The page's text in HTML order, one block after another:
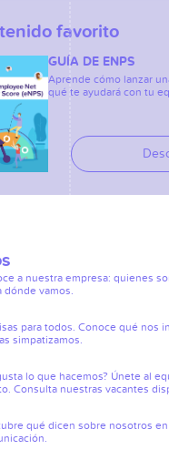
favorito
GUÍA DE ENPS
Aprende cómo lanzar
qué te ayudará con tu
a nuestra empresa: quienes
dónde vamos.
para todos. Conoce qué nos
simpatizamos.
lo que hacemos? Únete al
Consulta nuestras vacantes
qué dicen sobre nosotros